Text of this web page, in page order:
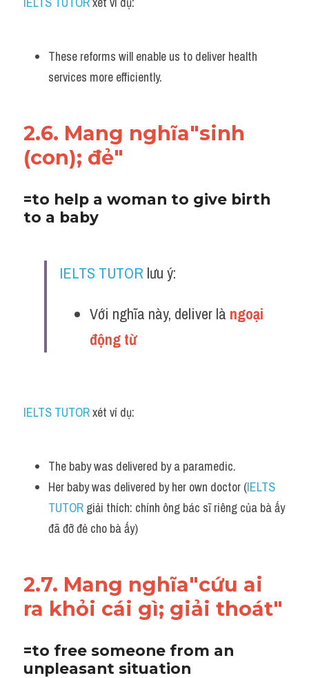
These reforms will enable us to deliver health
services more efficiently.
2.6. Mang nghĩa"sinh
(con); đẻ"
=to help a woman to give birth
to a baby
IELTS TUTOR lưu ý:
Với nghĩa này, deliver là ngoại
động từ
IELTS TUTOR xét ví dụ:
The baby was delivered by a paramedic.
Her baby was delivered by her own doctor (IELTS
TUTOR giải thích: chính ông bác sĩ riêng của bà ấy
đã đỡ đẻ cho bà ấy)
2.7. Mang nghĩa"cứu ai
ra khỏi cái gì; giải thoát"
=to free someone from an
unpleasant situation